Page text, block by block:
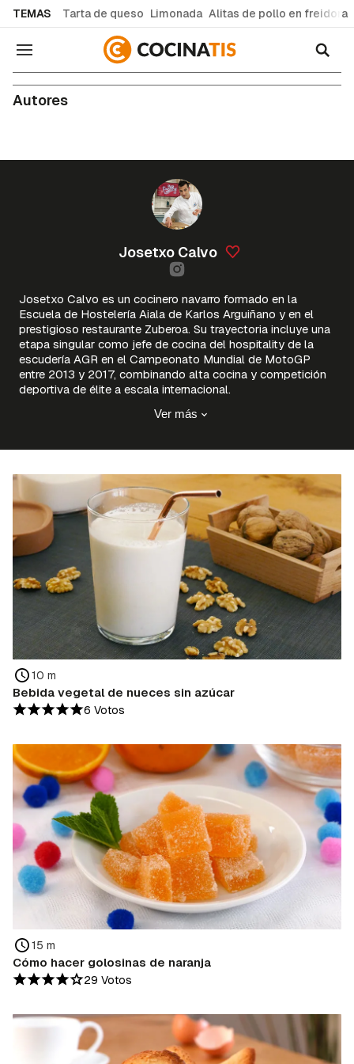
TEMAS Tarta de queso Limonada Alitas de pollo en freidora
Navegación
Autores
Josetxo Calvo
Josetxo Calvo es un cocinero navarro formado en la
Escuela de Hostelería Aiala de Karlos Arguiñano y en el
prestigioso restaurante Zuberoa. Su trayectoria incluye una
etapa singular como jefe de cocina del hospitality de la
escudería AGR en el Campeonato Mundial de MotoGP
entre 2013 y 2017, combinando alta cocina y competición
deportiva de élite a escala internacional.
Ver más
10 m
Bebida vegetal de nueces sin azúcar
6 Votos
15 m
Cómo hacer golosinas de naranja
29 Votos